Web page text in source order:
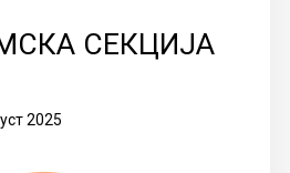
СЕКЦИЈА
2025